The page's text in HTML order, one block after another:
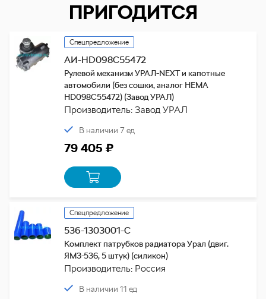
ПРИГОДИТСЯ
Спецпредложение
АИ-HD098C55472
Рулевой механизм УРАЛ-NEXT и капотные
автомобили (без сошки, аналог HEMA
HD098C55472) (Завод УРАЛ)
Производитель: Завод УРАЛ
В наличии 7 ед
79 405 ₽
Спецпредложение
536-1303001-С
Комплект патрубков радиатора Урал (двиг.
ЯМЗ-536, 5 штук) (силикон)
Производитель: Россия
В наличии 11 ед